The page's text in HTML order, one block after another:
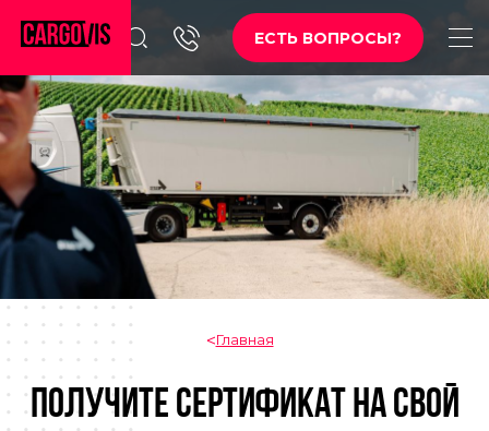
ЕСТЬ ВОПРОСЫ?
Главная
ПОЛУЧИТЕ СЕРТИФИКАТ НА СВОЙ